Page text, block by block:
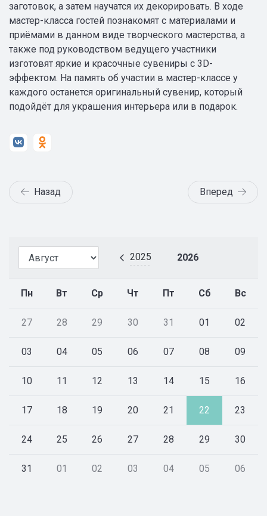
2025 2026
Пн Вт Ср Чт Пт Сб Вс
27 28 29 30 31 01 02
03 04 05 06 07 08 09
10 11 12 13 14 15 16
17 18 19 20 21 22 23
24 25 26 27 28 29 30
31 01 02 03 04 05 06
заготовок, а затем научатся их декорировать. В ходе
мастер-класса гостей познакомят с материалами и
приёмами в данном виде творческого мастерства, а
также под руководством ведущего участники
изготовят яркие и красочные сувениры с 3D-
эффектом. На память об участии в мастер-классе у
каждого останется оригинальный сувенир, который
подойдёт для украшения интерьера или в подарок.
Назад Вперед